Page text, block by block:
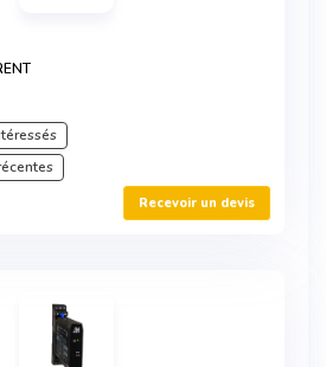
Recevoir un devis